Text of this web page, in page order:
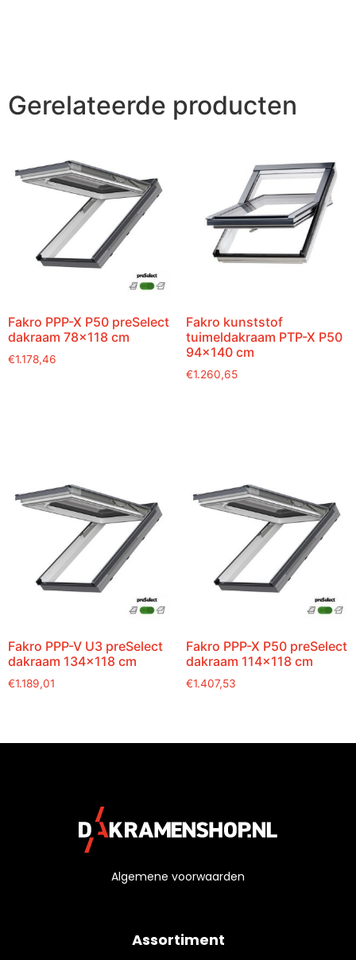
Gerelateerde producten
Fakro PPP-X P50 preSelect
dakraam 78×118 cm
€1.178,46
Fakro kunststof
tuimeldakraam PTP-X P50
94×140 cm
€1.260,65
Fakro PPP-V U3 preSelect
dakraam 134×118 cm
€1.189,01
Fakro PPP-X P50 preSelect
dakraam 114×118 cm
€1.407,53
Algemene voorwaarden
Assortiment